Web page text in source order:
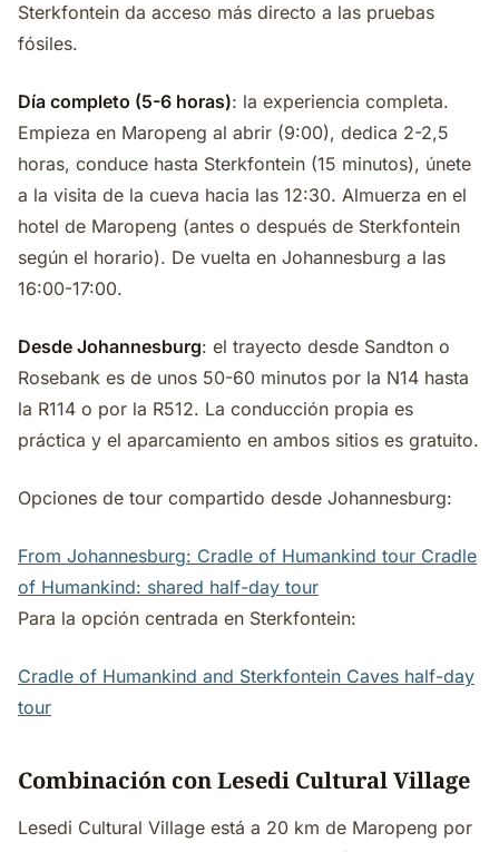
Sterkfontein da acceso más directo a las pruebas
fósiles.
Día completo (5-6 horas): la experiencia completa.
Empieza en Maropeng al abrir (9:00), dedica 2-2,5
horas, conduce hasta Sterkfontein (15 minutos), únete
a la visita de la cueva hacia las 12:30. Almuerza en el
hotel de Maropeng (antes o después de Sterkfontein
según el horario). De vuelta en Johannesburg a las
16:00-17:00.
Desde Johannesburg: el trayecto desde Sandton o
Rosebank es de unos 50-60 minutos por la N14 hasta
la R114 o por la R512. La conducción propia es
práctica y el aparcamiento en ambos sitios es gratuito.
Opciones de tour compartido desde Johannesburg:
From Johannesburg: Cradle of Humankind tour Cradle
of Humankind: shared half-day tour
Para la opción centrada en Sterkfontein:
Cradle of Humankind and Sterkfontein Caves half-day
tour
Combinación con Lesedi Cultural Village
Lesedi Cultural Village está a 20 km de Maropeng por